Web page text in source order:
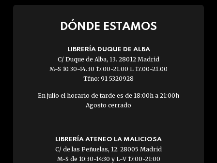
DÓNDE ESTAMOS
LIBRERÍA DUQUE DE ALBA
C/ Duque de Alba, 13. 28012 Madrid
M-S 10.30-14.30 17.00-21.00 L 17.00-21.00
Tfno: 91 5320928
En julio el horario de tarde es de 18:00h a 21:00h
Agosto cerrado
LIBRERÍA ATENEO LA MALICIOSA
C/ de las Peñuelas, 12. 28005 Madrid
M-S de 10:30-14:30 y L-V 17:00-21:00